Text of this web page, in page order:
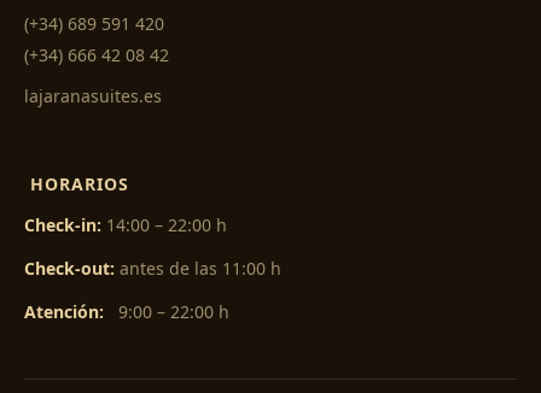
(+34) 689 591 420
(+34) 666 42 08 42
lajaranasuites.es
HORARIOS
Check-in: 14:00 – 22:00 h
Check-out: antes de las 11:00 h
Atención: 9:00 – 22:00 h